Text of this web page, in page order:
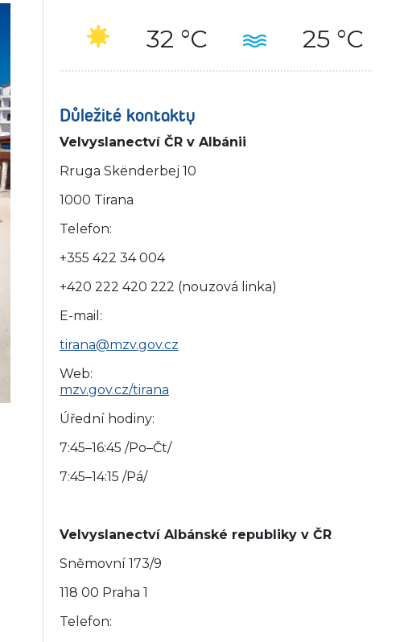
32 °C 25 °C
Důležité kontakty
Velvyslanectví ČR v Albánii
Rruga Skënderbej 10
1000 Tirana
Telefon:
+355 422 34 004
+420 222 420 222 (nouzová linka)
E-mail:
tirana@mzv.gov.cz
Web:
mzv.gov.cz/tirana
Úřední hodiny:
7:45–16:45 /Po–Čt/
7:45–14:15 /Pá/
Velvyslanectví Albánské republiky v ČR
Sněmovní 173/9
118 00 Praha 1
Telefon: